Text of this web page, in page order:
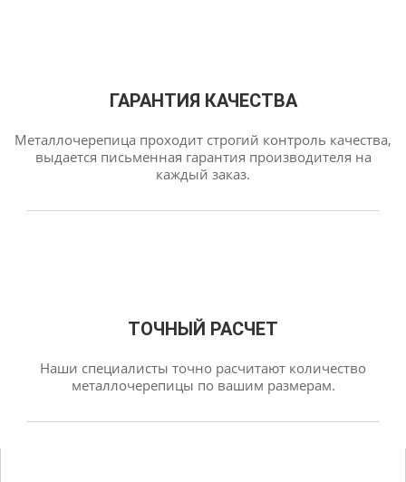
ГАРАНТИЯ КАЧЕСТВА
Металлочерепица проходит строгий контроль качества,
выдается письменная гарантия производителя на
каждый заказ.
ТОЧНЫЙ РАСЧЕТ
Наши специалисты точно расчитают количество
металлочерепицы по вашим размерам.